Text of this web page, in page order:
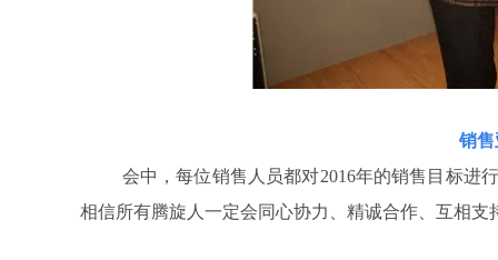
销
会中，每位销售人员都对2016年的销售目标进行
相信所有腾旋人一定会同心协力、精诚合作、互相支